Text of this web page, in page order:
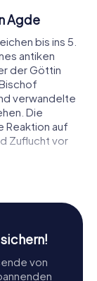
Agde
bis ins 5.
antiken
der Göttin
verwandelte
Die
Reaktion auf
Zuflucht vor
zur
den Bau mit
Mont
ihr
von